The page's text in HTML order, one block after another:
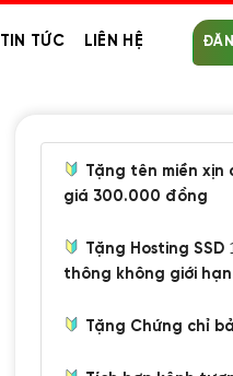
TIN TỨC LIÊN HỆ
Tặng tên miền xịn
giá 300.000 đồng
Tặng Hosting
thông không giới hạn
Tặng Chứng chỉ